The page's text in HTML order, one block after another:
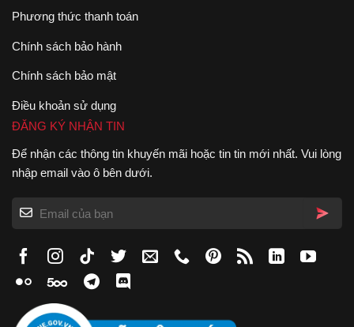
Phương thức thanh toán
Chính sách bảo hành
Chính sách bảo mật
Điều khoản sử dụng
ĐĂNG KÝ NHẬN TIN
Để nhận các thông tin khuyến mãi hoặc tin tin mới nhất. Vui lòng
nhập email vào ô bên dưới.